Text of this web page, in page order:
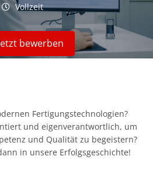
Vollzeit
bewerben
Fertigungstechnologien?
und eigenverantwortlich, um
und Qualität zu begeistern?
in unsere Erfolgsgeschichte!